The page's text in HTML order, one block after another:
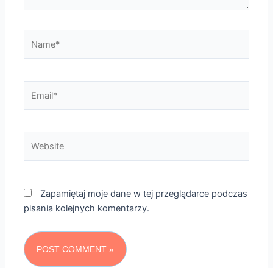
Zapamiętaj moje dane w tej przeglądarce podczas
pisania kolejnych komentarzy.